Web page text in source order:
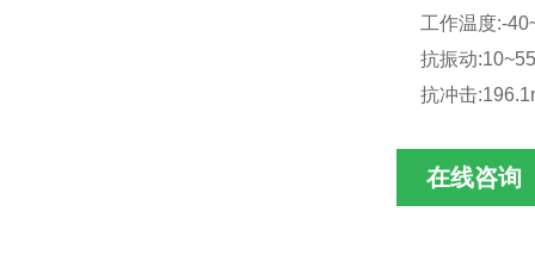
工作温度:-
抗振动
抗冲击
在线咨询